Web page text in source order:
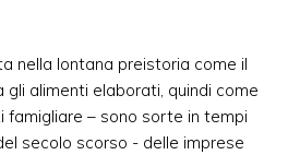
nella lontana preistoria come il
gli alimenti elaborati, quindi come
– sono sorte in tempi
secolo scorso - delle imprese